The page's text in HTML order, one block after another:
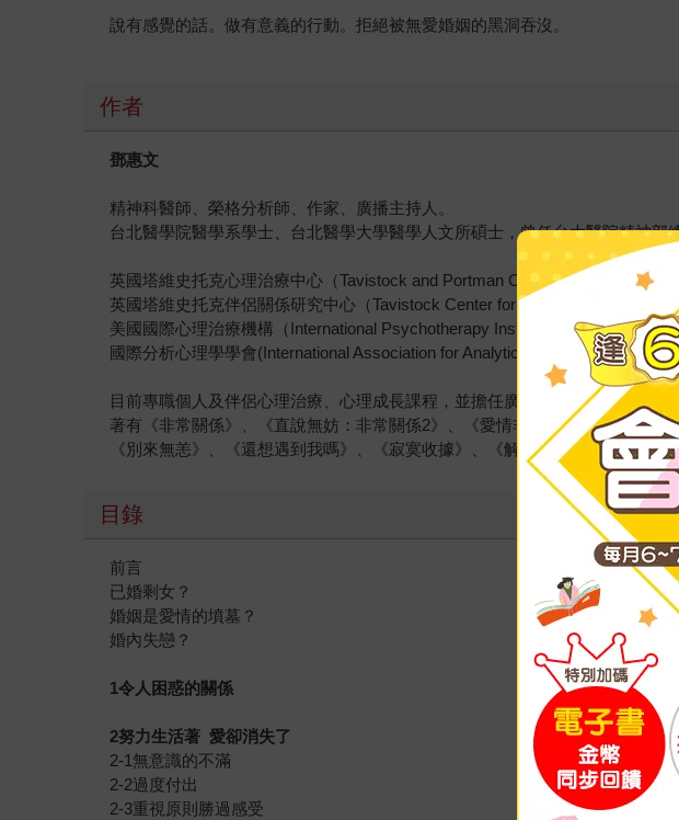
說有感覺的話。做有意義的行動。拒絕被無愛婚姻的黑洞吞沒。
作者
鄧惠文
精神科醫師、榮格分析師、作家、廣播主持人。
台北醫學院醫學系學士、台北醫學大學醫學人文所碩士，曾任台大醫院精神部
英國塔維史托克心理治療中心（Tavistock and Portman Clinic）進修
英國塔維史托克伴侶關係研究中心（Tavistock Center for Couple Relationships
美國國際心理治療機構（International Psychotherapy Institute）培訓
國際分析心理學學會(International Association for Analytical Psychology) 個人
目前專職個人及伴侶心理治療、心理成長課程，並擔任廣播節目「鄧惠文時
著有《非常關係》、《直說無妨：非常關係2》、《愛情非童話：給妳的床邊
《別來無恙》、《還想遇到我嗎》、《寂寞收據》、《解開愛情的鈕扣》等多
目錄
前言
已婚剩女？
婚姻是愛情的墳墓？
婚內失戀？
1令人困惑的關係
2努力生活著 愛卻消失了
2-1無意識的不滿
2-2過度付出
2-3重視原則勝過感受